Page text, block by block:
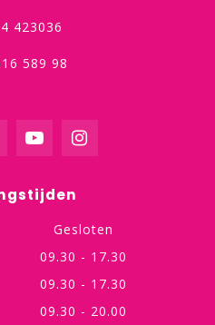
423036
589 98
Gesloten
09.30 - 17.30
09.30 - 17.30
09.30 - 20.00